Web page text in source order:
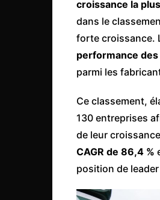
croissance la
dans le
forte croissance.
performance
parmi les
Ce classement,
130 entreprises
de leur
CAGR de 86,4 %
position de